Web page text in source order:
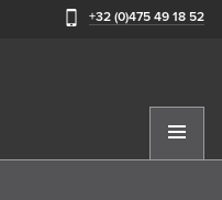
+32 (0)475 49 18 52